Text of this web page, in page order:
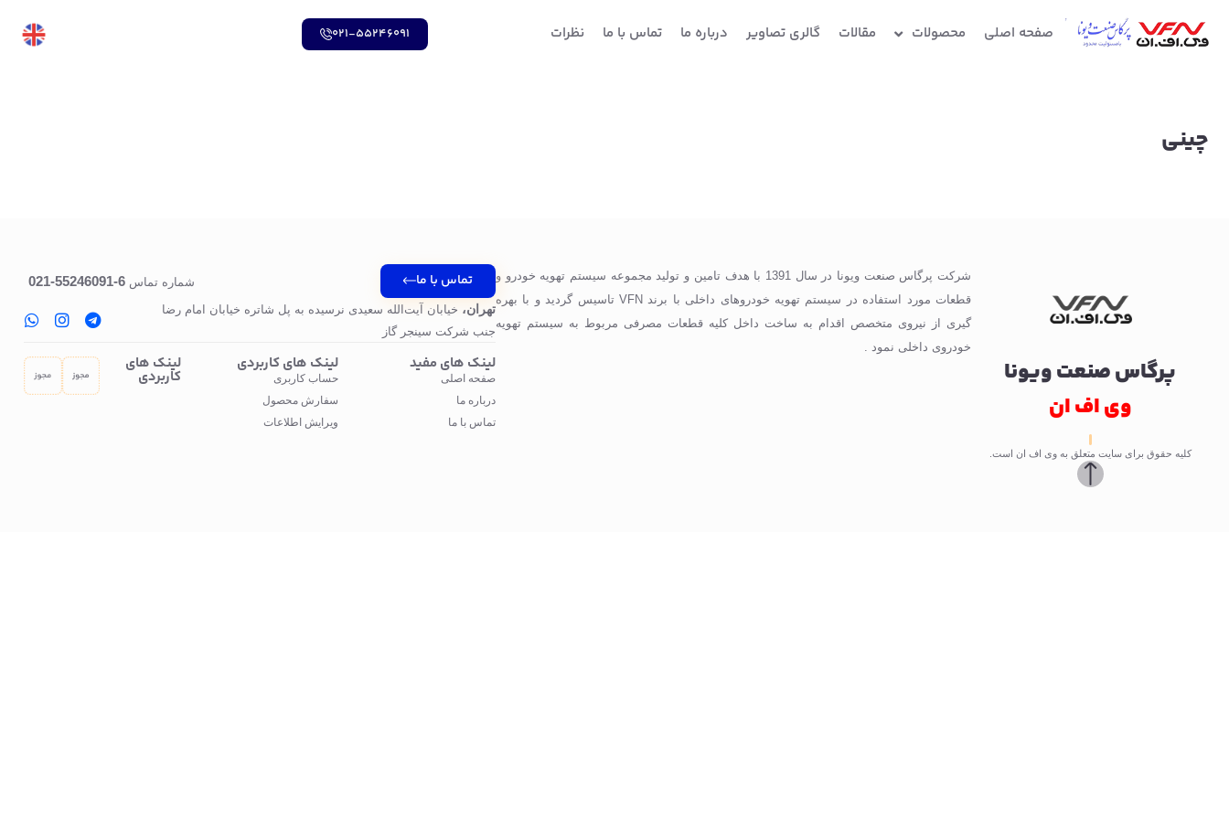
صفحه اصلی محصولات مقالات گالری تصاویر درباره ما تماس با ما نظرات 021-55246091
چینی
پرگاس صنعت ویونا
وی اف ان
کلیه حقوق برای سایت متعلق به وی اف ان است.
شرکت پرگاس صنعت ویونا در سال 1391 با هدف تامین و تولید مجموعه سیستم تهویه خودرو و
قطعات مورد استفاده در سیستم تهویه خودروهای داخلی با برند VFN تاسیس گردید و با بهره
گیری از نیروی متخصص اقدام به ساخت داخل کلیه قطعات مصرفی مربوط به سیستم تهویه
خودروی داخلی نمود .
تماس با ما شماره تماس 6-55246091-021
تهران، خیابان آیت‌الله سعیدی نرسیده به پل‌ شاتره خیابان امام رضا
جنب شرکت سینجر گاز
لینک های مفید
صفحه اصلی
درباره ما
تماس با ما
لینک های کاربردی
حساب کاربری
سفارش محصول
ویرایش اطلاعات
لینک های
کاربردی